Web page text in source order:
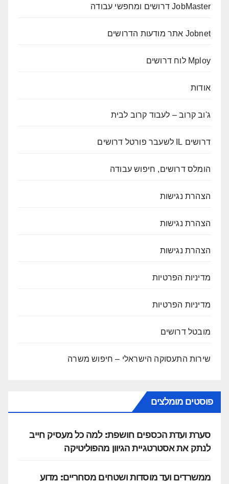
JobMaster דרושים ומחפשי עבודה
Jobnet אתר מודעות הדרושים
Mploy לוח דרושים
אודות
ג'וב קרוב – לעבוד קרוב לבית
דרושים IL לשעבר פורטל דרושים
הומלס דרושים, חיפוש עבודה
הצהרת נגישות
הצהרת נגישות
הצהרת נגישות
מדיניות הפרטיות
מדיניות הפרטיות
מובטל דרושים
שירות התעסוקה הישראלי – חיפוש משרה
פוסטים מומלצים
סערת ועדת הכספים חושפת: למה כל מעסיק חייב
לנתק את אסטרטגיית הגיוון מהפוליטיקה
ממשרדים ועד מוסדות ושטחים מסחריים: מדוע